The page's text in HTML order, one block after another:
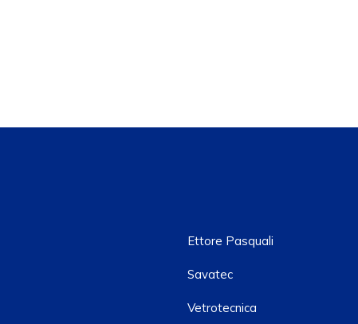
Ettore Pasquali
Savatec
Vetrotecnica